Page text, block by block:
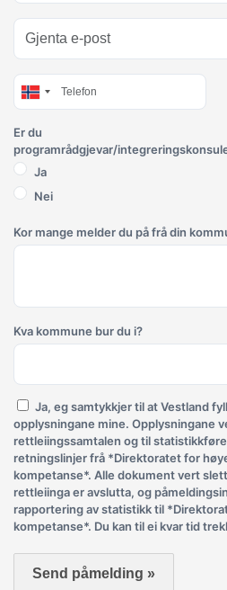
Er du
programrådgjevar/
Ja
Nei
Kor mange melder du på frå din
Kva kommune bur du i?
Ja, eg samtykkjer til at Vestland
opplysningane mine. Opplysningane
rettleiingssamtalen og til
retningslinjer frå *Direktoratet for
kompetanse*. Alle dokument vert
rettleiinga er avslutta, og
rapportering av statistikk til
kompetanse*. Du kan til ei kvar tid